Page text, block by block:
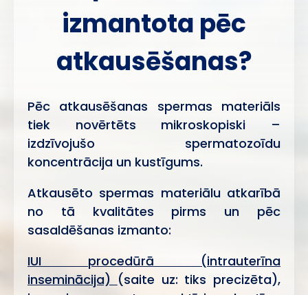
izmantota pēc
atkausēšanas?
Pēc atkausēšanas spermas materiāls
tiek novērtēts mikroskopiski –
izdzīvojušo spermatozoīdu
koncentrācija un kustīgums.
Atkausēto spermas materiālu atkarībā
no tā kvalitātes pirms un pēc
sasaldēšanas izmanto:
IUI procedūrā (intrauterīna
inseminācija) (saite uz: tiks precizēta),